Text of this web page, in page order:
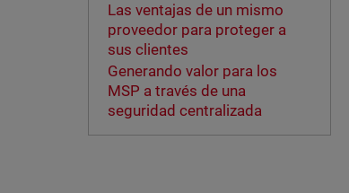
Las ventajas de un mismo
proveedor para proteger a
sus clientes
Generando valor para los
MSP a través de una
seguridad centralizada